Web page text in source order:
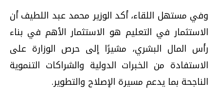
وفي مستهل اللقاء، أكد الوزير محمد عبد اللطيف أن
الاستثمار في التعليم هو الاستثمار الأهم في بناء
رأس المال البشري، مشيرًا إلى حرص الوزارة على
الاستفادة من الخبرات الدولية والشراكات التنموية
الناجحة بما يدعم مسيرة الإصلاح والتطوير.